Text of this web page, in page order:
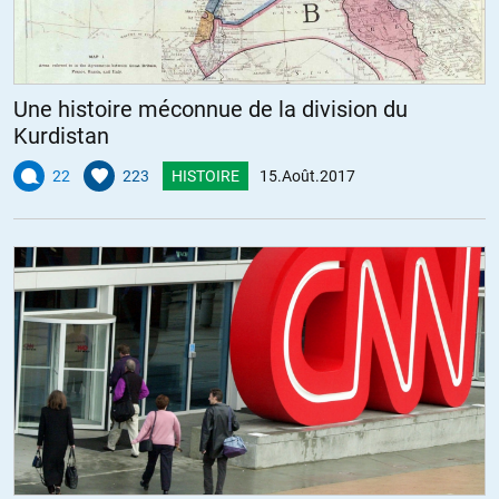
+8 ALERTER
MIZZGIR//16.08.2017 à 17h06
Très intéressant. Un personnage fascinant.
C’est lui qui a inspiré à Bram Stocker son fameux « Dracula ».
Je vous saurais gré, si vous le voulez bien, de m’indiquer quelles
sont vos principales sources pour affirmer ce que vous dites.
Je vous crois tout à fait. Je me souviens d’avoir discuté, il y a
longtemps, avec une étudiante roumaine qui me disait que, dans
son pays, Vlad Drakul est considéré non pas comme un monstre,
mais comme un héros national.
Je vous remercie d’avance !
+4 ALERTER
PatateMystere// 16.08.2017 à 09h57
Une histoire méconnue de la division du
Kurdistan
22 223 HISTOIRE 15.Août.2017